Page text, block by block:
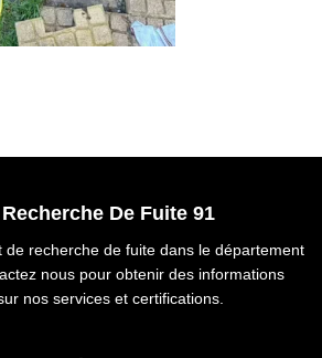
De Fuite 91
de recherche de fuite dans le département
nous pour obtenir des informations
nos services et certifications.